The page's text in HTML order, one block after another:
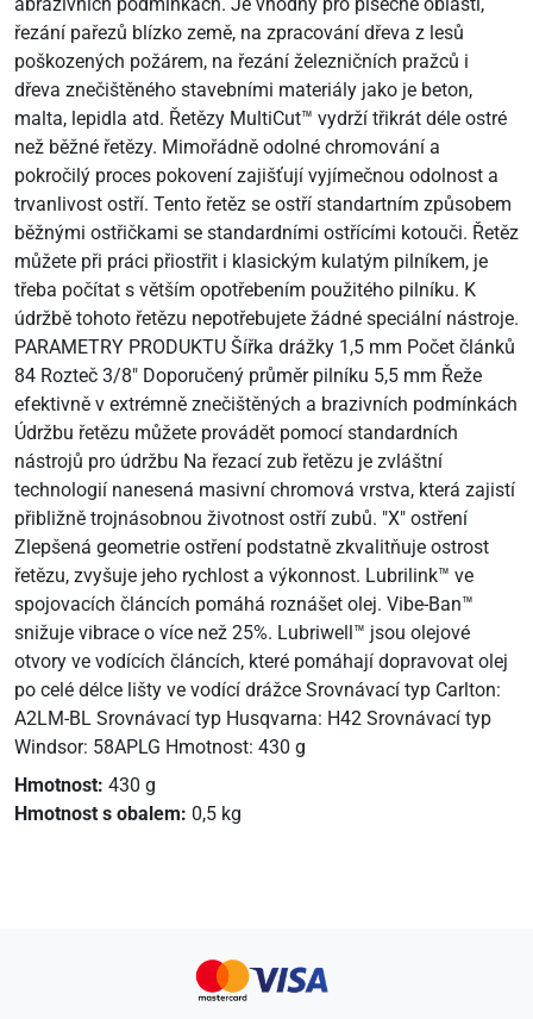
řezání pařezů blízko země, na zpracování dřeva z lesů
poškozených požárem, na řezání železničních pražců i
dřeva znečištěného stavebními materiály jako je beton,
malta, lepidla atd. Řetězy MultiCut™ vydrží třikrát déle ostré
než běžné řetězy. Mimořádně odolné chromování a
pokročilý proces pokovení zajišťují vyjímečnou odolnost a
trvanlivost ostří. Tento řetěz se ostří standartním způsobem
běžnými ostřičkami se standardními ostřícími kotouči. Řetěz
můžete při práci přiostřit i klasickým kulatým pilníkem, je
třeba počítat s větším opotřebením použitého pilníku. K
údržbě tohoto řetězu nepotřebujete žádné speciální nástroje.
PARAMETRY PRODUKTU Šířka drážky 1,5 mm Počet článků
84 Rozteč 3/8" Doporučený průměr pilníku 5,5 mm Řeže
efektivně v extrémně znečištěných a brazivních podmínkách
Údržbu řetězu můžete provádět pomocí standardních
nástrojů pro údržbu Na řezací zub řetězu je zvláštní
technologií nanesená masivní chromová vrstva, která zajistí
přibližně trojnásobnou životnost ostří zubů. "X" ostření
Zlepšená geometrie ostření podstatně zkvalitňuje ostrost
řetězu, zvyšuje jeho rychlost a výkonnost. Lubrilink™ ve
spojovacích článcích pomáhá roznášet olej. Vibe-Ban™
snižuje vibrace o více než 25%. Lubriwell™ jsou olejové
otvory ve vodících článcích, které pomáhají dopravovat olej
po celé délce lišty ve vodící drážce Srovnávací typ Carlton:
A2LM-BL Srovnávací typ Husqvarna: H42 Srovnávací typ
Windsor: 58APLG Hmotnost: 430 g
Hmotnost: 430 g
Hmotnost s obalem: 0,5 kg